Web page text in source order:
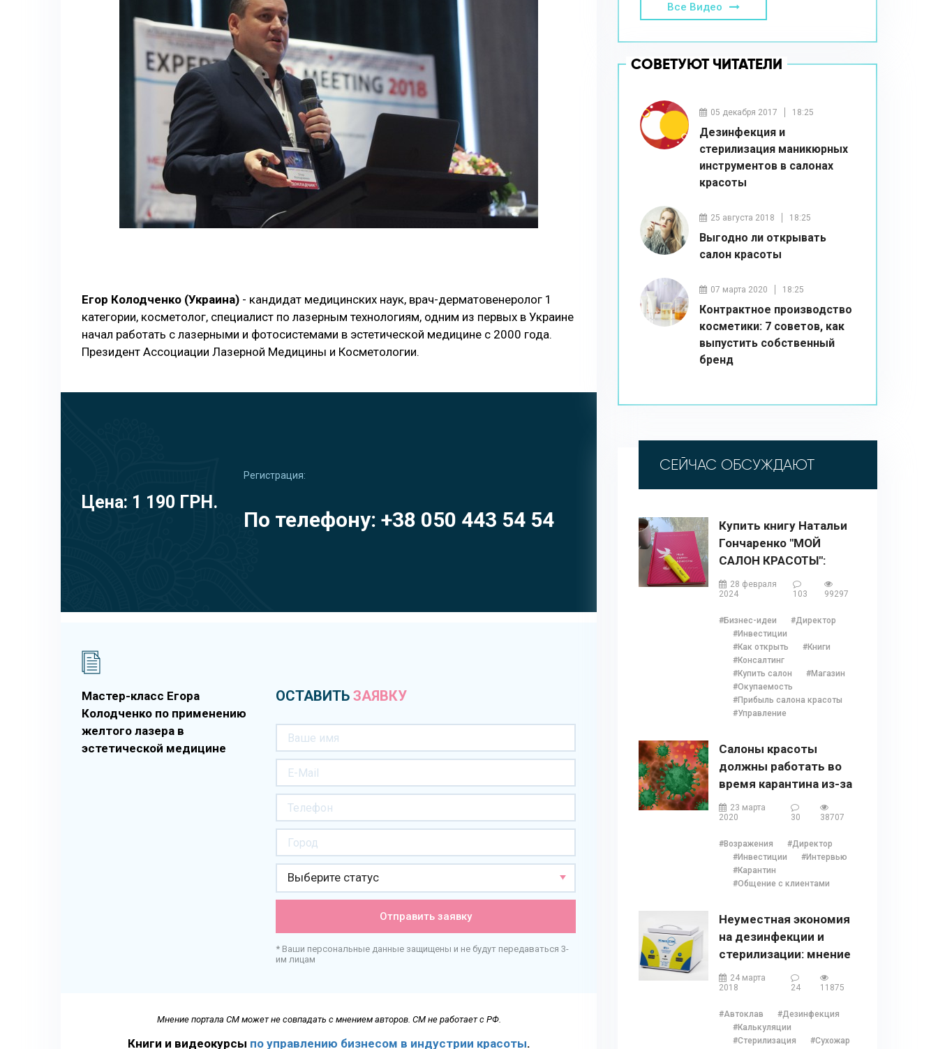
Егор Колодченко (Украина) - кандидат медицинских наук, врач-дерматовенеролог 1
категории, косметолог, специалист по лазерным технологиям, одним из первых в Украине
начал работать с лазерными и фотосистемами в эстетической медицине с 2000 года.
Президент Ассоциации Лазерной Медицины и Косметологии.
Цена: 1 190 ГРН.
Регистрация:
По телефону: +38 050 443 54 54
Мастер-класс Егора
Колодченко по применению
желтого лазера в
эстетической медицине
ОСТАВИТЬЗАЯВКУ
Выберите статус
Отправить заявку
* Ваши персональные данные защищены и не будут передаваться 3-
им лицам
Мнение портала СМ может не совпадать с мнением авторов. СМ не работает с РФ.
Книги и видеокурсы по управлению бизнесом в индустрии красоты.
Все Видео
СОВЕТУЮТ ЧИТАТЕЛИ
05 декабря 2017 18:25
Дезинфекция и
стерилизация маникюрных
инструментов в салонах
красоты
25 августа 2018 18:25
Выгодно ли открывать
салон красоты
07 марта 2020 18:25
Контрактное производство
косметики: 7 советов, как
выпустить собственный
бренд
СЕЙЧАС ОБСУЖДАЮТ
Купить книгу Натальи
Гончаренко "МОЙ
САЛОН КРАСОТЫ":
описание, содержание,
отзывы, бонусы и 1
28 февраля
2024
103 99297
#Бизнес-идеи
#Директор
#Инвестиции
#Как открыть
#Книги
#Консалтинг
#Купить салон
#Магазин
#Окупаемость
#Прибыль салона красоты
#Управление
Салоны красоты
должны работать во
время карантина из-за
COVID 19?
23 марта
2020
30 38707
#Возражения
#Директор
#Инвестиции
#Интервью
#Карантин
#Общение с клиентами
Неуместная экономия
на дезинфекции и
стерилизации: мнение
Наталии Ушецкой
24 марта
2018
24 11875
#Автоклав
#Дезинфекция
#Калькуляции
#Стерилизация
#Сухожар